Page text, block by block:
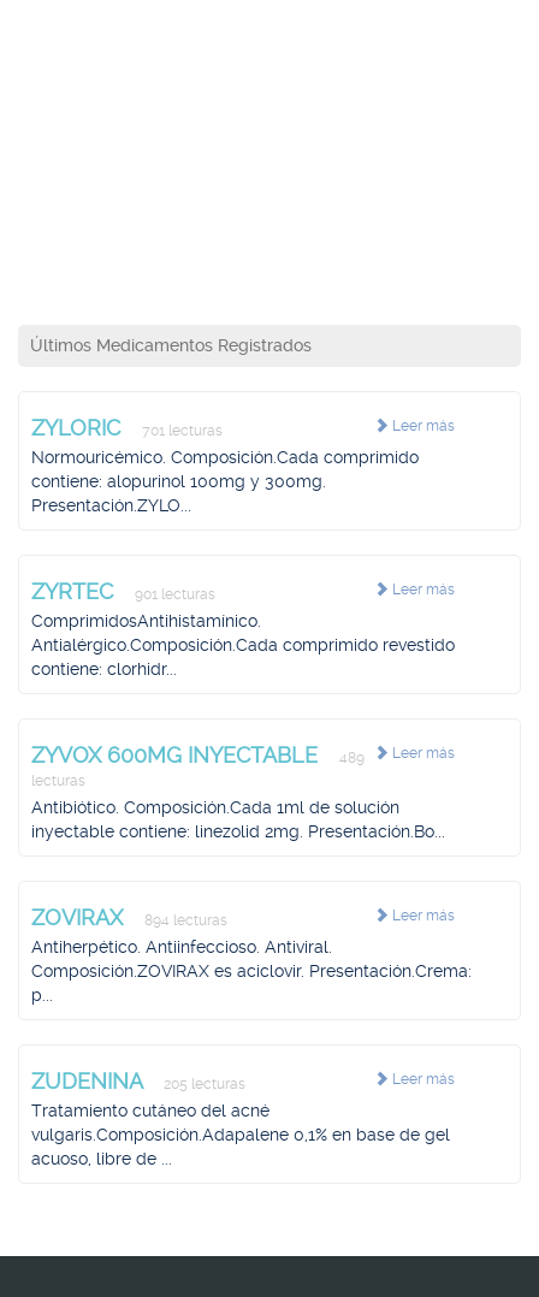
Últimos Medicamentos Registrados
Leer más
ZYLORIC 701 lecturas
Normouricémico. Composición.Cada comprimido
contiene: alopurinol 100mg y 300mg.
Presentación.ZYLO...
Leer más
ZYRTEC 901 lecturas
ComprimidosAntihistamínico.
Antialérgico.Composición.Cada comprimido revestido
contiene: clorhidr...
Leer más
ZYVOX 600MG INYECTABLE
489
lecturas
Antibiótico. Composición.Cada 1ml de solución
inyectable contiene: linezolid 2mg. Presentación.Bo...
Leer más
ZOVIRAX 894 lecturas
Antiherpético. Antiinfeccioso. Antiviral.
Composición.ZOVIRAX es aciclovir. Presentación.Crema:
p...
Leer más
ZUDENINA 205 lecturas
Tratamiento cutáneo del acné
vulgaris.Composición.Adapalene 0,1% en base de gel
acuoso, libre de ...